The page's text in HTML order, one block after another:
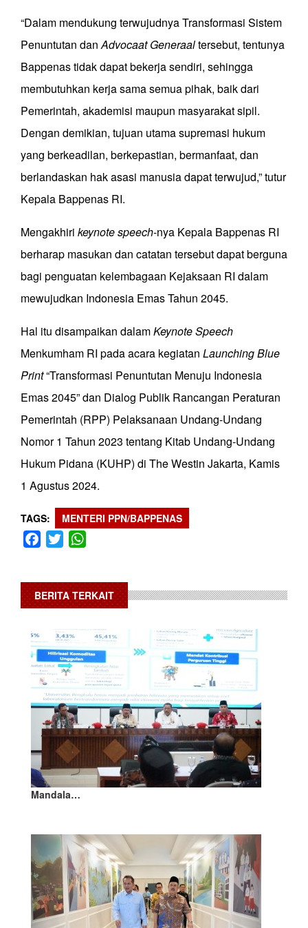
“Dalam mendukung terwujudnya Transformasi Sistem
Penuntutan danAdvocaat Generaaltersebut, tentunya
Bappenas tidak dapat bekerja sendiri, sehingga
membutuhkan kerja sama semua pihak, baik dari
Pemerintah, akademisi maupun masyarakat sipil.
Dengan demikian, tujuan utama supremasi hukum
yang berkeadilan, berkepastian, bermanfaat, dan
berlandaskan hak asasi manusia dapat terwujud,” tutur
Kepala Bappenas RI.
Mengakhiri keynote speech­-nya Kepala Bappenas RI
berharap masukan dan catatan tersebut dapat berguna
bagi penguatan kelembagaan Kejaksaan RI dalam
mewujudkan Indonesia Emas Tahun 2045.
Hal itu disampaikan dalamKeynote Speech
Menkumham RI pada acara kegiatan Launching Blue
Print“Transformasi Penuntutan Menuju Indonesia
Emas 2045” dan Dialog Publik Rancangan Peraturan
Pemerintah (RPP) Pelaksanaan Undang-Undang
Nomor 1 Tahun 2023 tentang Kitab Undang-Undang
Hukum Pidana (KUHP) di The Westin Jakarta, Kamis
1 Agustus 2024.
TAGS MENTERI PPN/BAPPENAS
Facebook
Twitter
BERITA TERKAIT
Mandala…